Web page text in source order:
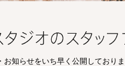
お知らせをいち早く公開しておりま